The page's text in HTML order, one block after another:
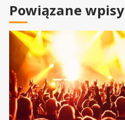
Powiązane wpisy